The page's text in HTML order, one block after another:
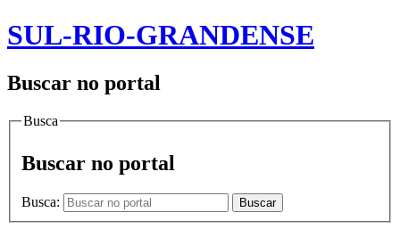
SUL-RIO-GRANDENSE
Buscar no portal
Busca
Buscar no portal
Busca: Buscar